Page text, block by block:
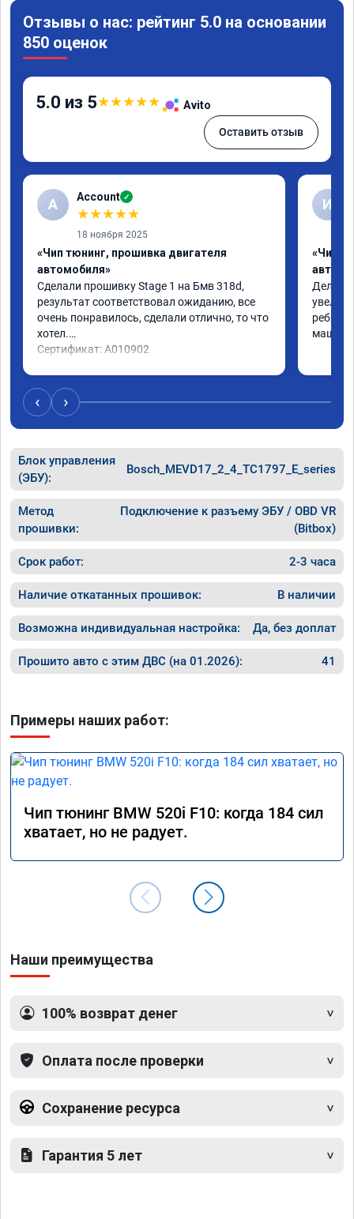
Отзывы о нас: рейтинг 5.0 на основании
850 оценок
5.0 из 5★★★★★ Avito
Оставить отзыв
A Account ✓
★★★★★
18 ноября 2025
«Чип тюнинг, прошивка двигателя
автомобиля»
Сделали прошивку Stage 1 на Бмв 318d,
результат соответствовал ожиданию, все
очень понравилось, сделали отлично, то что
хотел.
Сертификат: A010902
И
«Чип
Делали
ребята
машина
‹ ›
Блок управления
(ЭБУ):
Bosch_MEVD17_2_4_TC1797_E_series
Метод
прошивки:
Подключение к разъему ЭБУ / OBD VR
(Bitbox)
Срок работ: 2-3 часа
Наличие откатанных прошивок: В наличии
Возможна индивидуальная настройка: Да, без доплат
Прошито авто с этим ДВС (на 01.2026): 41
Примеры наших работ:
Чип тюнинг BMW 520i F10: когда 184 сил
хватает, но не радует.
Наши преимущества
100% возврат денег
Оплата после проверки
Сохранение ресурса
Гарантия 5 лет